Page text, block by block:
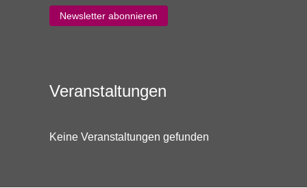
Veranstaltungen
Keine Veranstaltungen gefunden